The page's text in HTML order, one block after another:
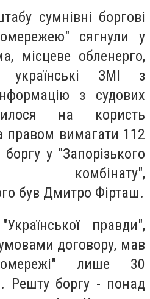
сумнівні боргові
сягнули у
місцеве обленерго,
українські ЗМІ з
з судових
на користь
правом вимагати 112
у "Запорізького
комбінату",
був Дмитро Фірташ.
правди",
договору, мав
лише 30
Решту боргу - понад